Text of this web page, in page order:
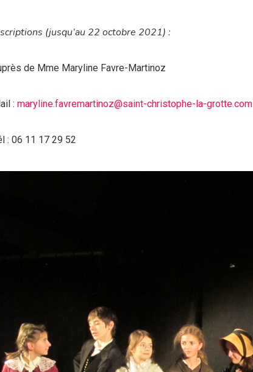
(jusqu’au 22 octobre 2021) :
de Mme Maryline Favre-Martinoz
:maryline.favremartinoz@saint-christophe-la-grotte.com
: 06 11 17 29 52